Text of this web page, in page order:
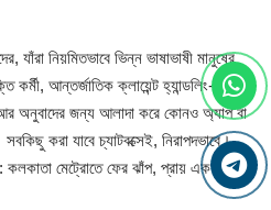
যাঁরা নিয়মিতভাবে ভিন্ন ভাষাভাষী মানুষের
কর্মী, আন্তর্জাতিক ক্লায়েন্ট হ্যান্ডলিং-এর
অনুবাদের জন্য আলাদা করে কোনও অ্যাপ বা
করা যাবে চ্যাটবক্সেই, নিরাপদভাবে।
মেট্রোতে ফের ঝাঁপ, প্রায় এক ঘণ্টা